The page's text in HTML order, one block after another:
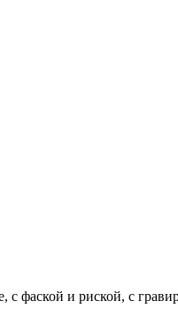
фаской и риской, с